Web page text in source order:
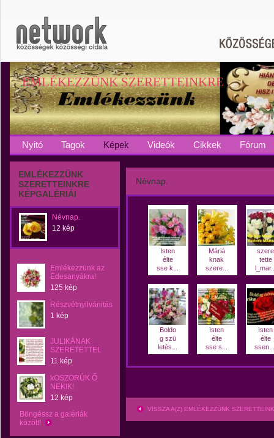
EMLÉKEZZÜNK SZERETTEINKRE
Nyitó Tagok Képek Videók Cikkek Fórum
EMLÉKEZZÜNK
SZERETTEINKRE
KÉPGALÉRIÁI
Névnap.
12 kép
Emlékezzünk az
Édesanyákra!
125 kép
Részvétnyilvánitás
1 kép
JULIKÁNAK
SZERETETTEL
11 kép
kOSZORÚK Ő
NEKIK!
12 kép
Böngéssz a galériák
között!
Névnap.
Isten
élte
sse k...
Máriá
knak
szere...
szere
tette
Boldo
g szü
letés...
Isten
élte
sse s...
Isten
élte
ssen
VISSZA A(Z) EMLÉKEZZÜNK